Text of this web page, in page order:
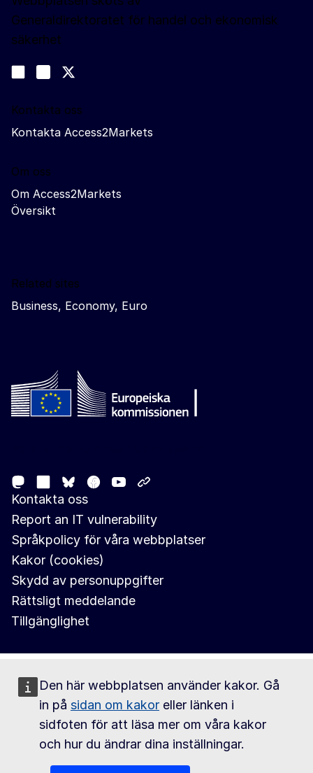
Den här webbplatsen använder kakor. Gå
in på sidan om kakor eller länken i
sidfoten för att läsa mer om våra kakor
och hur du ändrar dina inställningar.
Generaldirektoratet för handel och ekonomisk
säkerhet
Join us on LinkedIn
Trade-Off podcast
Kontakta oss
Kontakta Access2Markets
Om oss
Om Access2Markets
Översikt
Related sites
Business, Economy, Euro
MastodonLinkedIn
Bluesky
Facebook
Youtube
Kontakta oss
Report an IT vulnerability
Språkpolicy för våra webbplatser
Kakor (cookies)
Skydd av personuppgifter
Rättsligt meddelande
Tillgänglighet